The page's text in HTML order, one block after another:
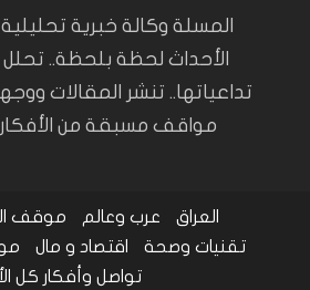
المسلة وكالة خبرية
الأحداث لحظة بلحظة.. تحلل
تداعياتها.. تنشر المقالات
مواقف مسبقة من
العراق عرب وعالم موقف
تقنيات وصحة
اقتصاد و مال
تواصل وأفكار كل